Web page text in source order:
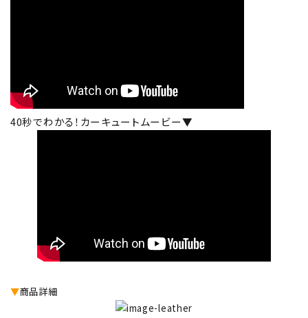
40秒でわかる！カーキュートムービー▼
▼商品詳細